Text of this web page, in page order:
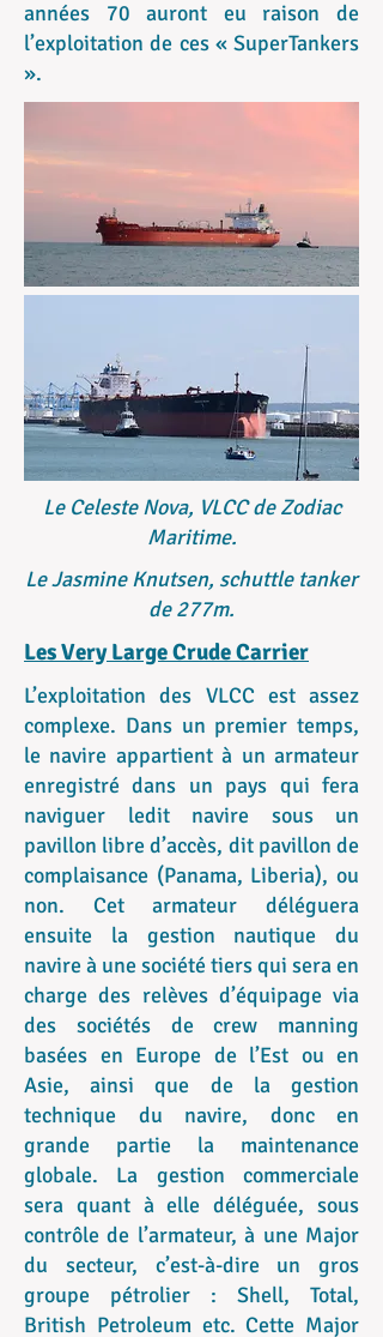
années 70 auront eu raison de
l’exploitation de ces « SuperTankers
».
Le Celeste Nova, VLCC de Zodiac
Maritime.
Le Jasmine Knutsen, schuttle tanker
de 277m.
Les Very Large Crude Carrier
L’exploitation des VLCC est assez
complexe. Dans un premier temps,
le navire appartient à un armateur
enregistré dans un pays qui fera
naviguer ledit navire sous un
pavillon libre d’accès, dit pavillon de
complaisance (Panama, Liberia), ou
non. Cet armateur déléguera
ensuite la gestion nautique du
navire à une société tiers qui sera en
charge des relèves d’équipage via
des sociétés de crew manning
basées en Europe de l’Est ou en
Asie, ainsi que de la gestion
technique du navire, donc en
grande partie la maintenance
globale. La gestion commerciale
sera quant à elle déléguée, sous
contrôle de l’armateur, à une Major
du secteur, c’est-à-dire un gros
groupe pétrolier : Shell, Total,
British Petroleum etc. Cette Major